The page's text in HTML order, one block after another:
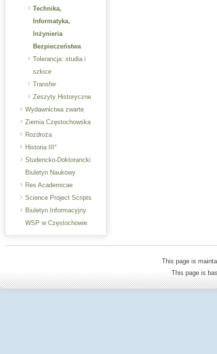
Technika,
Informatyka,
Inżynieria
Bezpieczeństwa
Tolerancja: studia i
szkice
Transfer
Zeszyty Historyczne
Wydawnictwa zwarte
Ziemia Częstochowska
Rozdroża
Historia III°
Studencko-Doktorancki
Biuletyn Naukowy
Res Academicae
Science Project Scripts
Biuletyn Informacyjny
WSP w Częstochowie
This page is
This page is